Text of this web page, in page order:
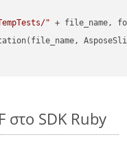
" + file_name,
στο SDK Ruby